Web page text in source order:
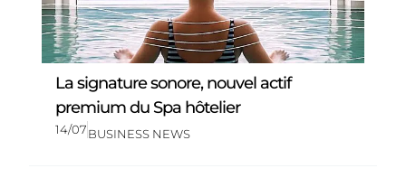
La signature sonore, nouvel actif
premium du Spa hôtelier
14/07BUSINESS NEWS